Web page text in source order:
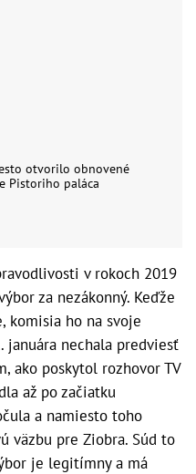
otvorilo obnovené
Pistoriho paláca
v rokoch 2019
za nezákonný. Keďže
komisia ho na svoje
januára nechala predviesť
ako poskytol rozhovor TV
až po začiatku
a namiesto toho
väzbu pre Ziobra. Súd to
je legitímny a má